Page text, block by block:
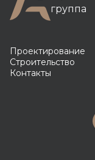
группа
Проектирование
Строительство
Контакты